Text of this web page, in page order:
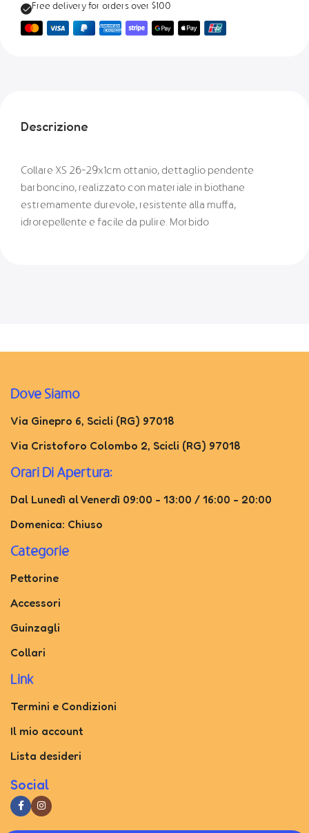
Free delivery for orders over $100
Descrizione
Collare XS 26-29x1cm ottanio, dettaglio pendente
barboncino, realizzato con materiale in biothane
estremamente durevole, resistente alla muffa,
idrorepellente e facile da pulire. Morbido
Dove Siamo
Via Ginepro 6, Scicli (RG) 97018
Via Cristoforo Colombo 2, Scicli (RG) 97018
Orari Di Apertura:
Dal Lunedì al Venerdì 09:00 - 13:00 / 16:00 - 20:00
Domenica: Chiuso
Categorie
Pettorine
Accessori
Guinzagli
Collari
Link
Termini e Condizioni
Il mio account
Lista desideri
Social